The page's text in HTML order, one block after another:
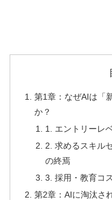
第1章：なぜAIは「
か？
1. エントリーレ
2. 求めるスキル
の終焉
3. 採用・教育コ
第2章：AIに淘汰さ